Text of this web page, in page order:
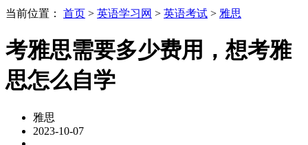
当前位置： 首页 > 英语学习网 > 英语考试 > 雅思
考雅思需要多少费用，想考雅
思怎么自学
雅思
2023-10-07